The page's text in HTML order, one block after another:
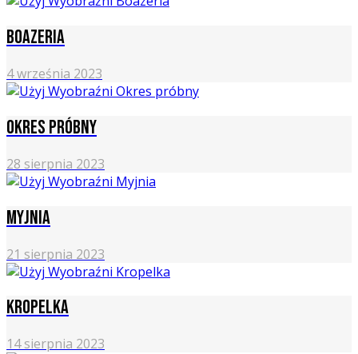
Boazeria
4 września 2023
Okres próbny
28 sierpnia 2023
Myjnia
21 sierpnia 2023
Kropelka
14 sierpnia 2023